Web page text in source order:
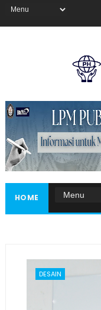
Masukkan iklan disini!
HOME
DESAIN